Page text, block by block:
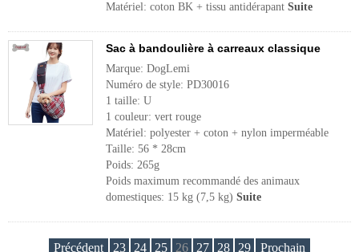
Matériel: coton BK + tissu antidérapant Suite
Sac à bandoulière à carreaux classique
Marque: DogLemi
Numéro de style: PD30016
1 taille: U
1 couleur: vert rouge
Matériel: polyester + coton + nylon imperméable
Taille: 56 * 28cm
Poids: 265g
Poids maximum recommandé des animaux
domestiques: 15 kg (7,5 kg) Suite
Précédent 23 24 25 26 27 28 29 Prochain